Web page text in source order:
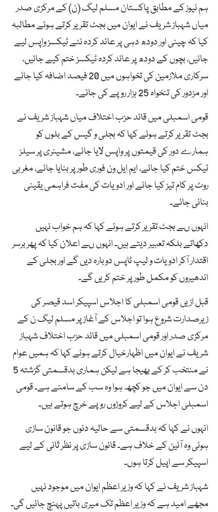
ہم نیوز کے مطابق پاکستان مسلم لیگ (ن) کے مرکزی صدر
میاں شہباز شریف نے ایوان میں بجٹ تقریر کرتے ہوئے مطالبہ
کیا کہ چینی اور دودھ دہی پر عائد کردہ نئے ٹیکسز واپس لیے
جائیں، بچوں کے دودھ پر عائد کردہ ٹیکسز ختم کیے جائیں،
سرکاری ملازمین کی تخواہوں میں 20 فیصد اضافہ کیا جائے
اور مزدور کی تنخواہ 25 ہزار روپے کی جائے۔
قومی اسمبلی میں قائد حزب اختلاف میاں شہباز شریف نے
بجٹ تقریر کرتے ہوئے کہا کہ بجلی و گیس کے بلوں کو
ہمارے دور کی قیمتوں پر واپس لایا جائے، مشینری پر سیلز
ٹیکس ختم کیا جائے، ایم ایل ون فوری طور پر بنایا جائے، مغربی
روٹ پر کام تیز کیا جائے اور ادویات کی مفت فراہمی یقینی
بنائی جائے۔
انہوں ںے بجٹ تقریر کرتے ہوئے کہا کہ ہم خواب نہیں
دکھاتے بلکہ تعبیر دیتے ہیں۔ انہوں ںے اعلان کیا کہ پھر برسر
اقتدار آکر ادویات و لیپ ٹاپس دوبارہ دیں گے اور بجلی کے
اندھیروں کو مکمل طور پر ختم کریں گے۔
قبل ازیں قومی اسمبلی کا اجلاس اسپیکر اسد قیصر کی
زیرصدارت شروع ہوا تو اجلاس کے آغاز پر مسلم لیگ ن کے
مرکزی صدر اور قومی اسمبلی میں قائد حزب اختلاف شہباز
شریف نے ایوان میں اظہارخیال کرتے ہوئے کہا کہ ہمیں عوام
نے منتخب کر کے بھیجا ہے لیکن ہماری بدقسمتی گزشتہ 5
دن سے ایوان میں جو کچھ ہوا وہ سب کے سامنے ہے۔ قومی
اسمبلی اجلاس کے لیے کروڑوں روپے خرچ ہوتے ہیں۔
انہوں نے کہا کہ بدقسمتی سے حالیہ دنوں جو قانون سازی
ہوئی وہ آئین کے خلاف ہے۔ قانون سازی پر نظر ثانی کے لیے
اسپیکر سے اپیل کرتا ہوں۔
شہباز شریف نے کہا کہ وزیر اعظم ایوان میں موجود نہیں
مجھے امید ہے کہ وزیر اعظم تک میری باتیں پہنچ جائیں گی۔